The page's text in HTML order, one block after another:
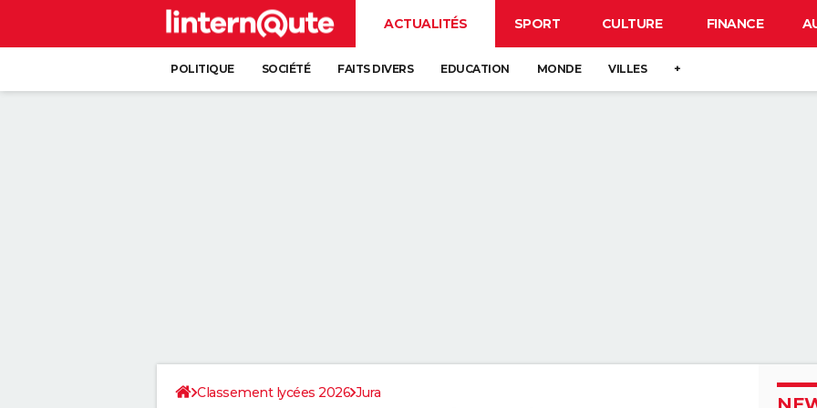
ACTUALITÉS SPORT CULTURE FINANCE
POLITIQUE SOCIÉTÉ FAITS DIVERS EDUCATION MONDE VILLES +
Classement lycées 2026 Jura